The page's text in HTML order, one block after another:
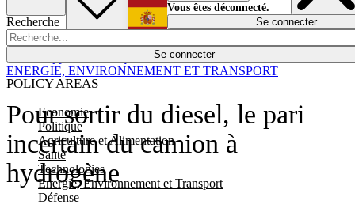
Recherche
Se connecter
POLICY AREAS
Economie
Politique
Agriculture et Alimentation
Santé
Technologies
Energie, Environnement et Transport
Défense
Économie
Español
Vous êtes déconnecté.
Se connecter
Pour sortir du diesel, le pari
incertain du camion à
hydrogène
ENERGIE, ENVIRONNEMENT ET TRANSPORT